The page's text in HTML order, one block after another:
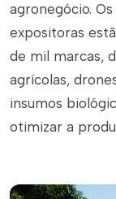
agronegócio.
expositoras
de mil marcas,
agrícolas,
insumos
otimizar a